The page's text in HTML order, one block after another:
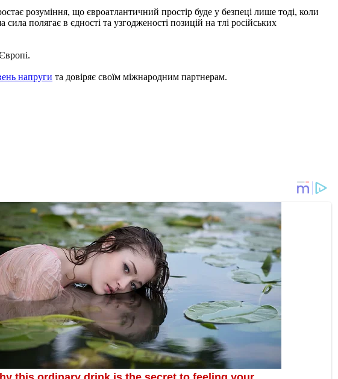
розуміння, що євроатлантичний простір буде у безпеці лише тоді, коли
полягає в єдності та узгодженості позицій на тлі російських
напруги та довіряє своїм міжнародним партнерам.